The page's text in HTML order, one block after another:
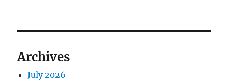
Archives
July 2026